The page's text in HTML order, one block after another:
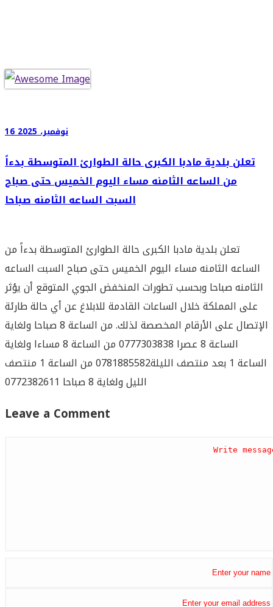
16 نوفمبر، 2025
تعلن بلدية مادبا الكبرى حالة الطوارئ المتوسطة بدءاً
من الساعه الثامنه مساء اليوم الخميس حتى صباح
السبت الساعه الثامنه صباحا
تعلن بلدية مادبا الكبرى حالة الطوارئ المتوسطة بدءاً من
الساعه الثامنه مساء اليوم الخميس حتى صباح السبت الساعه
الثامنه صباحا وبحسب تطورات المنخفض الجوي المتوقع أن يؤثر
على المملكة خلال الساعات القادمة للابلاغ عن أي حالة طارئة
الإتصال على الأرقام المخصصة لذلك. من الساعة 8 صباحا ولغاية
الساعة 8 عصرا 0777303838 من الساعة 8 مساءا ولغاية
الساعة 1 بعد منتصف الليلة0781885582 من الساعة 1 منتصف
الليل ولغاية 8 صباحا 0772382611
Leave a Comment